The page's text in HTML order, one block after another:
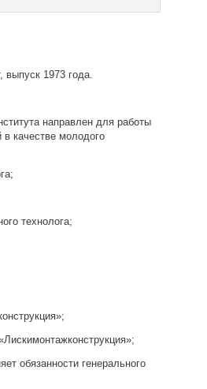
выпуск 1973 года.
направлен для работы
в качестве молодого
технолога;
обязанности генерального